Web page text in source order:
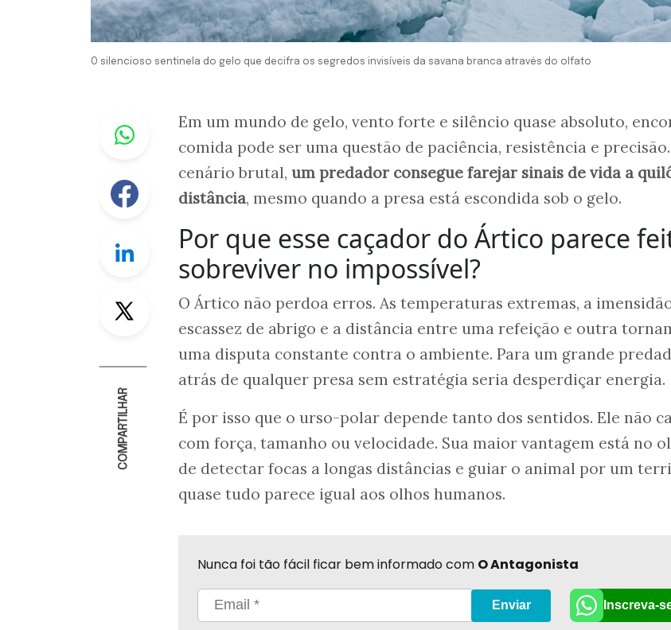
O silencioso sentinela do gelo que decifra os segredos invisíveis da savana branca através do olfato
Whastapp
Facebook
Linkedin
Twitter
COMPARTILHAR
Em um mundo de gelo, vento forte e silêncio quase absoluto,
comida pode ser uma questão de paciência, resistência e precisão.
cenário brutal, um predador consegue farejar sinais de vida a
distância, mesmo quando a presa está escondida sob o gelo.
Por que esse caçador do Ártico parece
sobreviver no impossível?
O Ártico não perdoa erros. As temperaturas extremas, a
escassez de abrigo e a distância entre uma refeição e outra
uma disputa constante contra o ambiente. Para um grande
atrás de qualquer presa sem estratégia seria desperdiçar energia.
É por isso que o urso-polar depende tanto dos sentidos. Ele não
com força, tamanho ou velocidade. Sua maior vantagem está no
de detectar focas a longas distâncias e guiar o animal por um
quase tudo parece igual aos olhos humanos.
Nunca foi tão fácil ficar bem informado com O Antagonista
Enviar Inscreva-